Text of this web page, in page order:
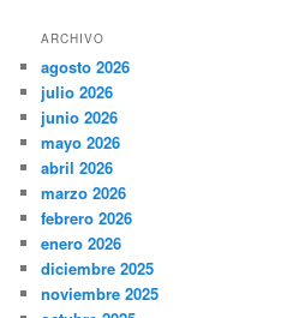
ARCHIVO
agosto 2026
julio 2026
junio 2026
mayo 2026
abril 2026
marzo 2026
febrero 2026
enero 2026
diciembre 2025
noviembre 2025